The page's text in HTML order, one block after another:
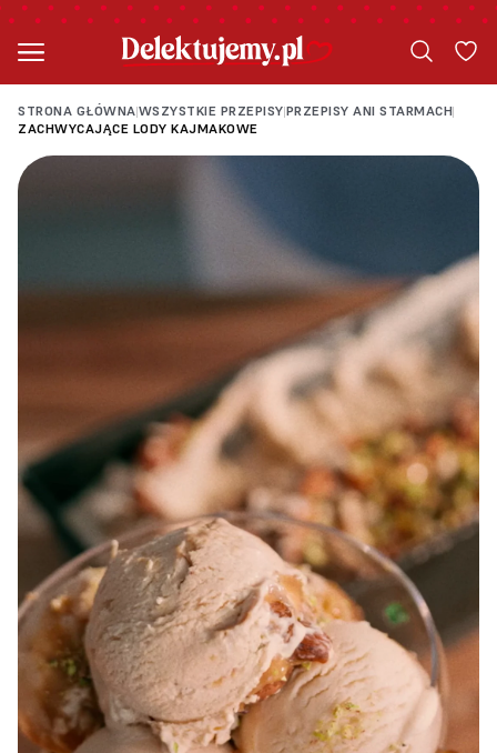
STRONA GŁÓWNA|WSZYSTKIE PRZEPISY|PRZEPISY ANI STARMACH|
ZACHWYCAJĄCE LODY KAJMAKOWE